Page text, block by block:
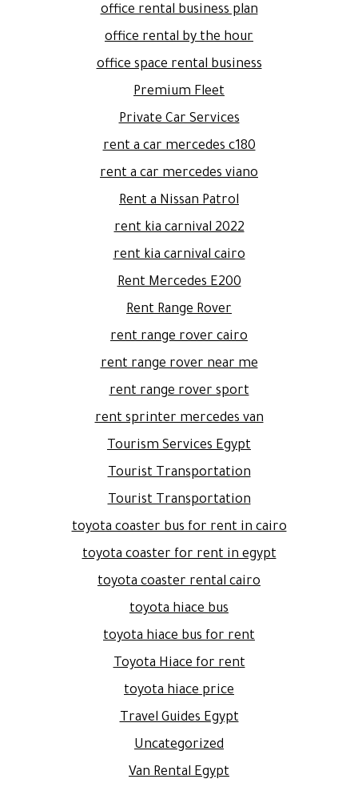
office rental business plan
office rental by the hour
office space rental business
Premium Fleet
Private Car Services
rent a car mercedes c180
rent a car mercedes viano
Rent a Nissan Patrol
rent kia carnival 2022
rent kia carnival cairo
Rent Mercedes E200
Rent Range Rover
rent range rover cairo
rent range rover near me
rent range rover sport
rent sprinter mercedes van
Tourism Services Egypt
Tourist Transportation
Tourist Transportation
toyota coaster bus for rent in cairo
toyota coaster for rent in egypt
toyota coaster rental cairo
toyota hiace bus
toyota hiace bus for rent
Toyota Hiace for rent
toyota hiace price
Travel Guides Egypt
Uncategorized
Van Rental Egypt